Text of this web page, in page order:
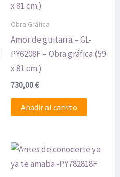
Obra Gráfica
Amor de guitarra – GL-
PY6208F – Obra gráfica (59
x 81 cm.)
730,00€
Añadir al carrito